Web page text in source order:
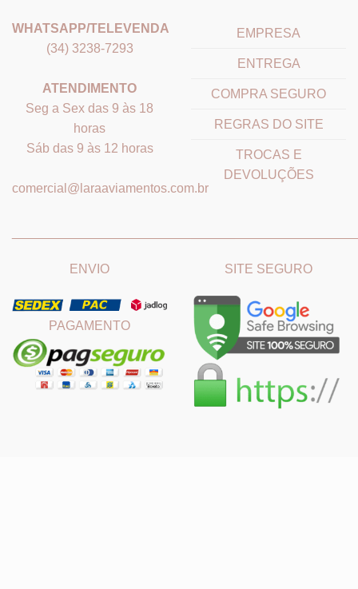
WHATSAPP/TELEVENDA
(34) 3238-7293
ATENDIMENTO
Seg a Sex das 9 às 18
horas
Sáb das 9 às 12 horas
comercial@laraaviamentos.com.br
EMPRESA
ENTREGA
COMPRA SEGURO
REGRAS DO SITE
TROCAS E
DEVOLUÇÕES
ENVIO
PAGAMENTO
SITE SEGURO